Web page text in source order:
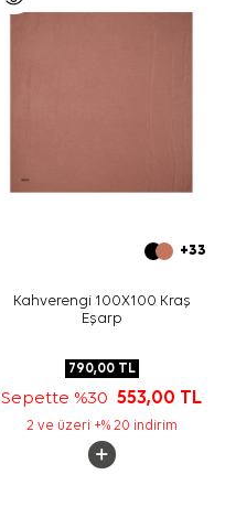
+33
Kahverengi 100X100 Kraş
Eşarp
790,00TL
Sepette %30 553,00 TL
2 ve üzeri +% 20 indirim